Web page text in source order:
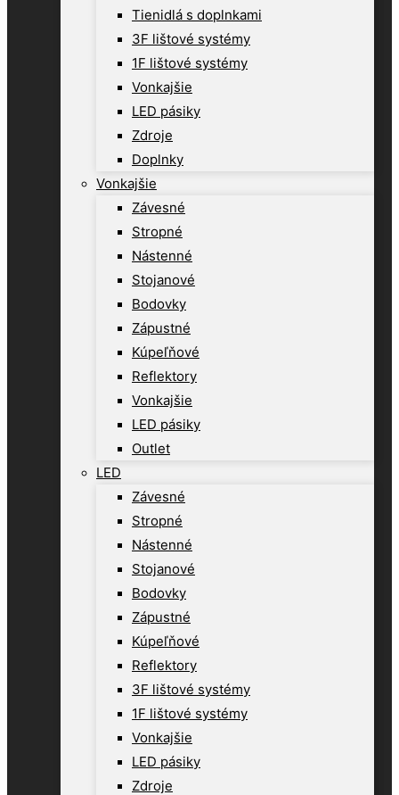
Tienidlá s doplnkami
3F lištové systémy
1F lištové systémy
Vonkajšie
LED pásiky
Zdroje
Doplnky
Vonkajšie
Závesné
Stropné
Nástenné
Stojanové
Bodovky
Zápustné
Kúpeľňové
Reflektory
Vonkajšie
LED pásiky
Outlet
LED
Závesné
Stropné
Nástenné
Stojanové
Bodovky
Zápustné
Kúpeľňové
Reflektory
3F lištové systémy
1F lištové systémy
Vonkajšie
LED pásiky
Zdroje